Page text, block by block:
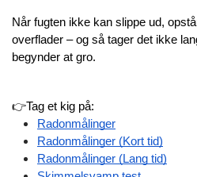
Når fugten ikke kan slippe ud,
overflader – og så tager det ikke
begynder at gro.
👉Tag et kig på:
Radonmålinger
Radonmålinger (Kort tid)
Radonmålinger (Lang tid)